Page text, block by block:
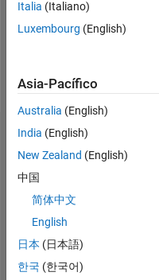
Ph.D.
Candidate
communications
Professional
Interests:
wireless
communications
Mostrar
Insignias
Mathieu
Boutin's
Insignias
MATLAB
Answers
Insignias
Italia (Italiano)
Luxembourg (English)
Asia-Pacífico
Australia (English)
India (English)
New Zealand (English)
中国
简体中文
English
日本 (日本語)
한국 (한국어)